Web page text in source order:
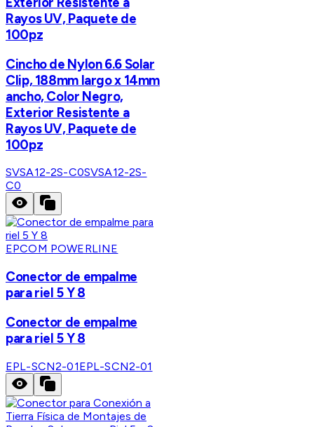
Rayos UV, Paquete de
100pz
Cincho de Nylon 6.6 Solar
Clip, 188mm largo x 14mm
ancho, Color Negro,
Exterior Resistente a
Rayos UV, Paquete de
100pz
SVSA12-2S-C0SVSA12-2S-
C0
EPCOM POWERLINE
Conector de empalme
para riel 5 Y 8
Conector de empalme
para riel 5 Y 8
EPL-SCN2-01EPL-SCN2-01